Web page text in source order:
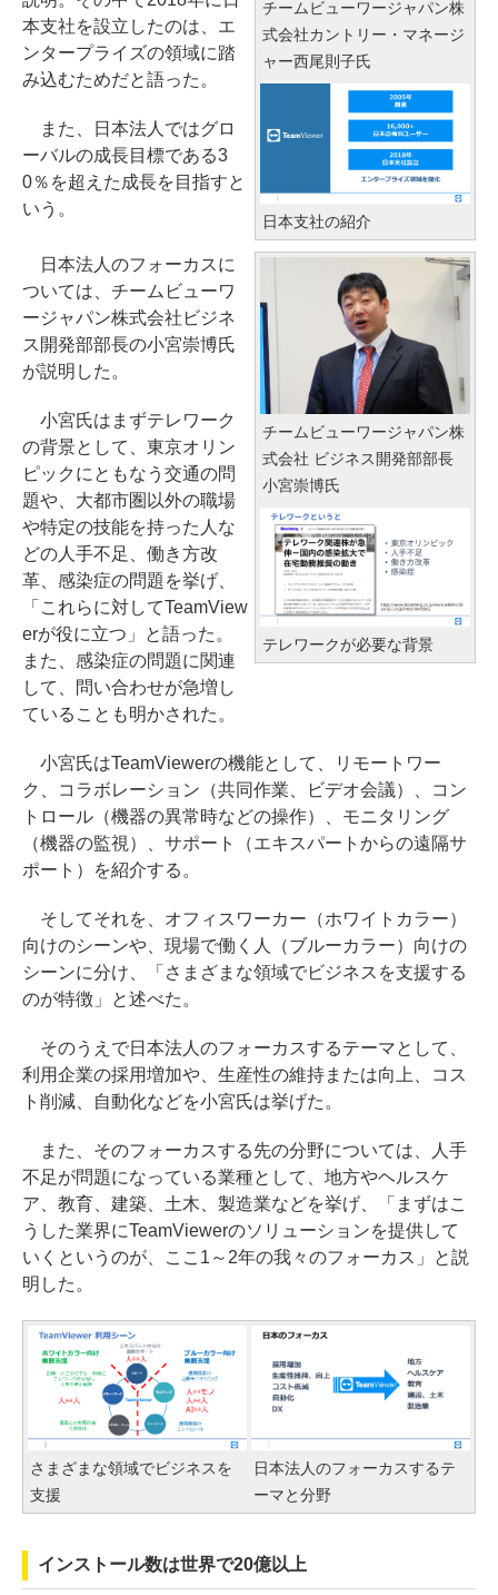
チームビューワージャパン株
式会社カントリー・マネージ
ャー西尾則子氏
日本支社の紹介
本支社を設立したのは、エ
ンタープライズの領域に踏
み込むためだと語った。
また、日本法人ではグロ
ーバルの成長目標である3
0％を超えた成長を目指すと
いう。
チームビューワージャパン株
式会社 ビジネス開発部部長
小宮崇博氏
テレワークが必要な背景
日本法人のフォーカスに
ついては、チームビューワ
ージャパン株式会社ビジネ
ス開発部部長の小宮崇博氏
が説明した。
小宮氏はまずテレワーク
の背景として、東京オリン
ピックにともなう交通の問
題や、大都市圏以外の職場
や特定の技能を持った人な
どの人手不足、働き方改
革、感染症の問題を挙げ、
「これらに対してTeamView
erが役に立つ」と語った。
また、感染症の問題に関連
して、問い合わせが急増し
ていることも明かされた。
小宮氏はTeamViewerの機能として、リモートワー
ク、コラボレーション（共同作業、ビデオ会議）、コン
トロール（機器の異常時などの操作）、モニタリング
（機器の監視）、サポート（エキスパートからの遠隔サ
ポート）を紹介する。
そしてそれを、オフィスワーカー（ホワイトカラー）
向けのシーンや、現場で働く人（ブルーカラー）向けの
シーンに分け、「さまざまな領域でビジネスを支援する
のが特徴」と述べた。
そのうえで日本法人のフォーカスするテーマとして、
利用企業の採用増加や、生産性の維持または向上、コス
ト削減、自動化などを小宮氏は挙げた。
また、そのフォーカスする先の分野については、人手
不足が問題になっている業種として、地方やヘルスケ
ア、教育、建築、土木、製造業などを挙げ、「まずはこ
うした業界にTeamViewerのソリューションを提供して
いくというのが、ここ1～2年の我々のフォーカス」と説
明した。
さまざまな領域でビジネスを
支援
日本法人のフォーカスするテ
ーマと分野
インストール数は世界で20億以上